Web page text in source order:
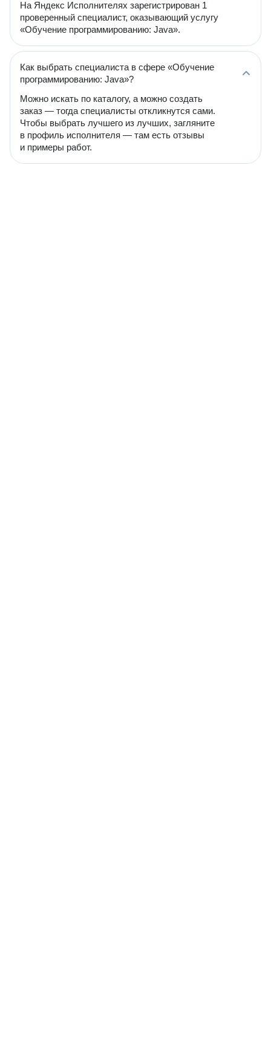
На Яндекс Исполнителях зарегистрирован 1
проверенный специалист, оказывающий услугу
«Обучение программированию: Java».
Как выбрать специалиста в сфере «Обучение
программированию: Java»?
Можно искать по каталогу, а можно создать
заказ — тогда специалисты откликнутся сами.
Чтобы выбрать лучшего из лучших, загляните
в профиль исполнителя — там есть отзывы
и примеры работ.